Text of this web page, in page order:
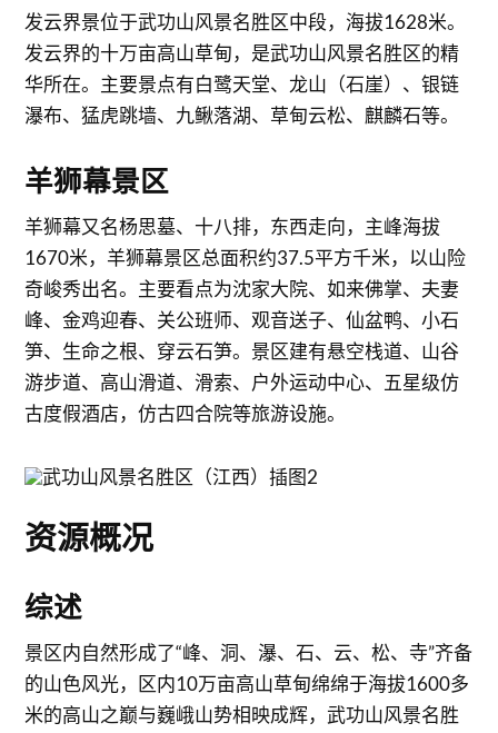
发云界景位于武功山风景名胜区中段，海拔1628米。
发云界的十万亩高山草甸，是武功山风景名胜区的精
华所在。主要景点有白鹭天堂、龙山（石崖）、银链
瀑布、猛虎跳墙、九鳅落湖、草甸云松、麒麟石等。
羊狮幕景区
羊狮幕又名杨思墓、十八排，东西走向，主峰海拔
1670米，羊狮幕景区总面积约37.5平方千米，以山险
奇峻秀出名。主要看点为沈家大院、如来佛掌、夫妻
峰、金鸡迎春、关公班师、观音送子、仙盆鸭、小石
笋、生命之根、穿云石笋。景区建有悬空栈道、山谷
游步道、高山滑道、滑索、户外运动中心、五星级仿
古度假酒店，仿古四合院等旅游设施。
资源概况
综述
景区内自然形成了“峰、洞、瀑、石、云、松、寺”齐备
的山色风光，区内10万亩高山草甸绵绵于海拔1600多
米的高山之巅与巍峨山势相映成辉，武功山风景名胜